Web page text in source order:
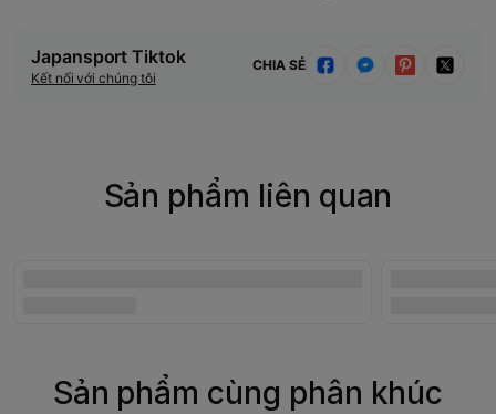
Japansport Tiktok
Kết nối với chúng tôi
CHIA SẺ
Sản phẩm liên quan
Sản phẩm cùng phân khúc